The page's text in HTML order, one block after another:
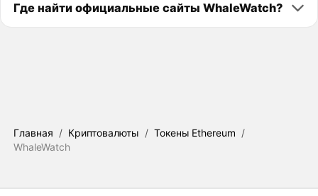
Где найти официальные сайты WhaleWatch?
Главная / Криптовалюты / Токены Ethereum /
WhaleWatch